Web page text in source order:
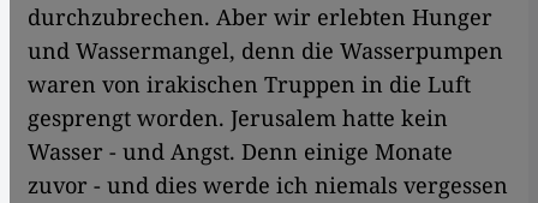
durchzubrechen. Aber wir erlebten Hunger
und Wassermangel, denn die Wasserpumpen
waren von irakischen Truppen in die Luft
gesprengt worden. Jerusalem hatte kein
Wasser - und Angst. Denn einige Monate
zuvor - und dies werde ich niemals vergessen